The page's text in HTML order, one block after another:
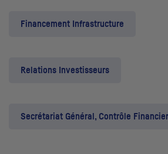
Financement Infrastructure
Relations Investisseurs
Secrétariat Général, Contrôle